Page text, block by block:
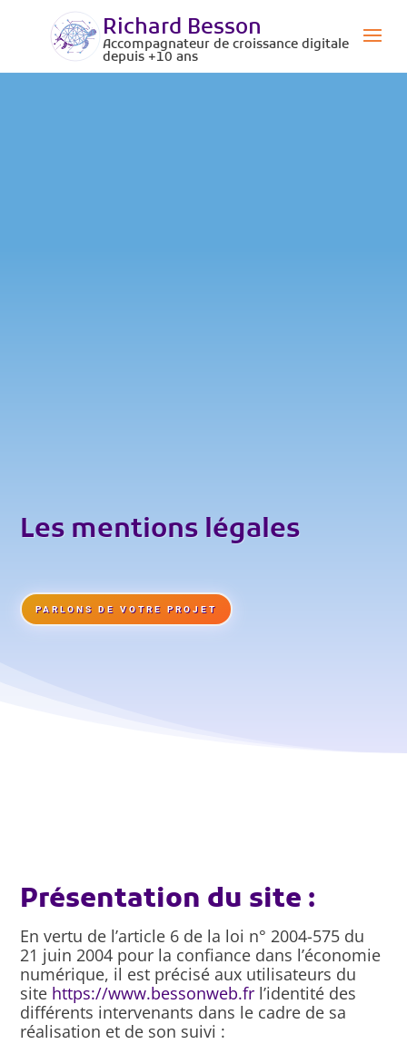
Richard Besson
Accompagnateur de croissance digitale
depuis +10 ans
Les mentions légales
PARLONS DE VOTRE PROJET
Présentation du site :
En vertu de l’article 6 de la loi n° 2004-575 du
21 juin 2004 pour la confiance dans l’économie
numérique, il est précisé aux utilisateurs du
site https://www.bessonweb.fr l’identité des
différents intervenants dans le cadre de sa
réalisation et de son suivi :